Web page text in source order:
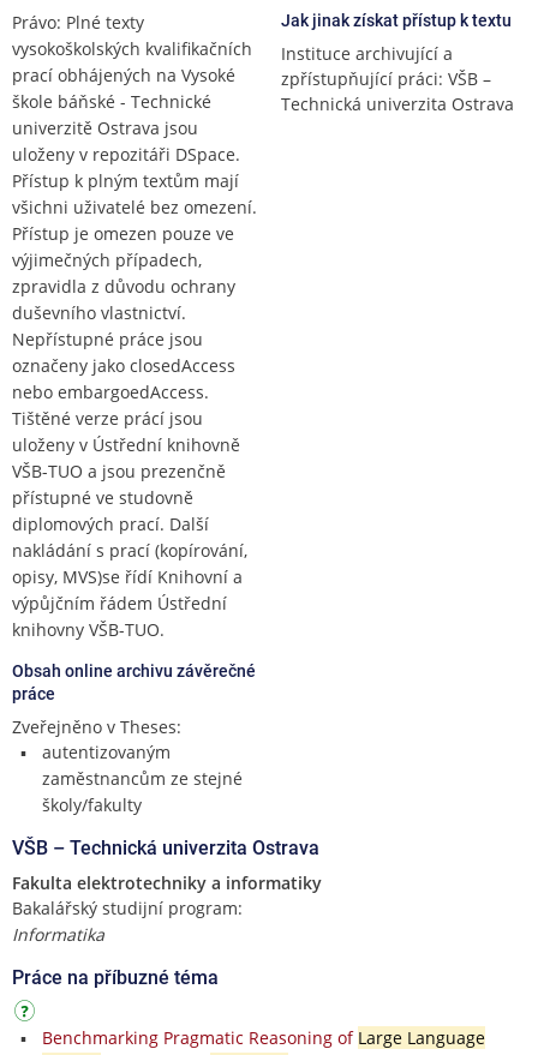
Právo: Plné texty
vysokoškolských kvalifikačních
prací obhájených na Vysoké
škole báňské - Technické
univerzitě Ostrava jsou
uloženy v repozitáři DSpace.
Přístup k plným textům mají
všichni uživatelé bez omezení.
Přístup je omezen pouze ve
výjimečných případech,
zpravidla z důvodu ochrany
duševního vlastnictví.
Nepřístupné práce jsou
označeny jako closedAccess
nebo embargoedAccess.
Tištěné verze prácí jsou
uloženy v Ústřední knihovně
VŠB-TUO a jsou prezenčně
přístupné ve studovně
diplomových prací. Další
nakládání s prací (kopírování,
opisy, MVS)se řídí Knihovní a
výpůjčním řádem Ústřední
knihovny VŠB-TUO.
Obsah online archivu závěrečné
práce
Zveřejněno v Theses:
autentizovaným
zaměstnancům ze stejné
školy/fakulty
Jak jinak získat přístup k textu
Instituce archivující a
zpřístupňující práci: VŠB –
Technická univerzita Ostrava
VŠB – Technická univerzita Ostrava
Fakulta elektrotechniky a informatiky
Bakalářský studijní program:
Informatika
Práce na příbuzné téma
Benchmarking Pragmatic Reasoning of Large Language